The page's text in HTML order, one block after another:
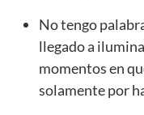
No tengo
llegado a
momentos en
solamente por